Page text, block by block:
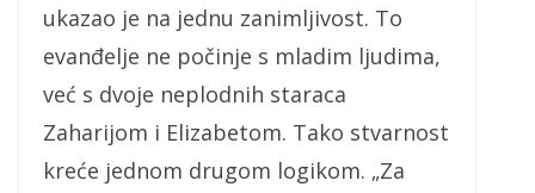
ukazao je na jednu zanimljivost. To
evanđelje ne počinje s mladim ljudima,
već s dvoje neplodnih staraca
Zaharijom i Elizabetom. Tako stvarnost
kreće jednom drugom logikom. „Za